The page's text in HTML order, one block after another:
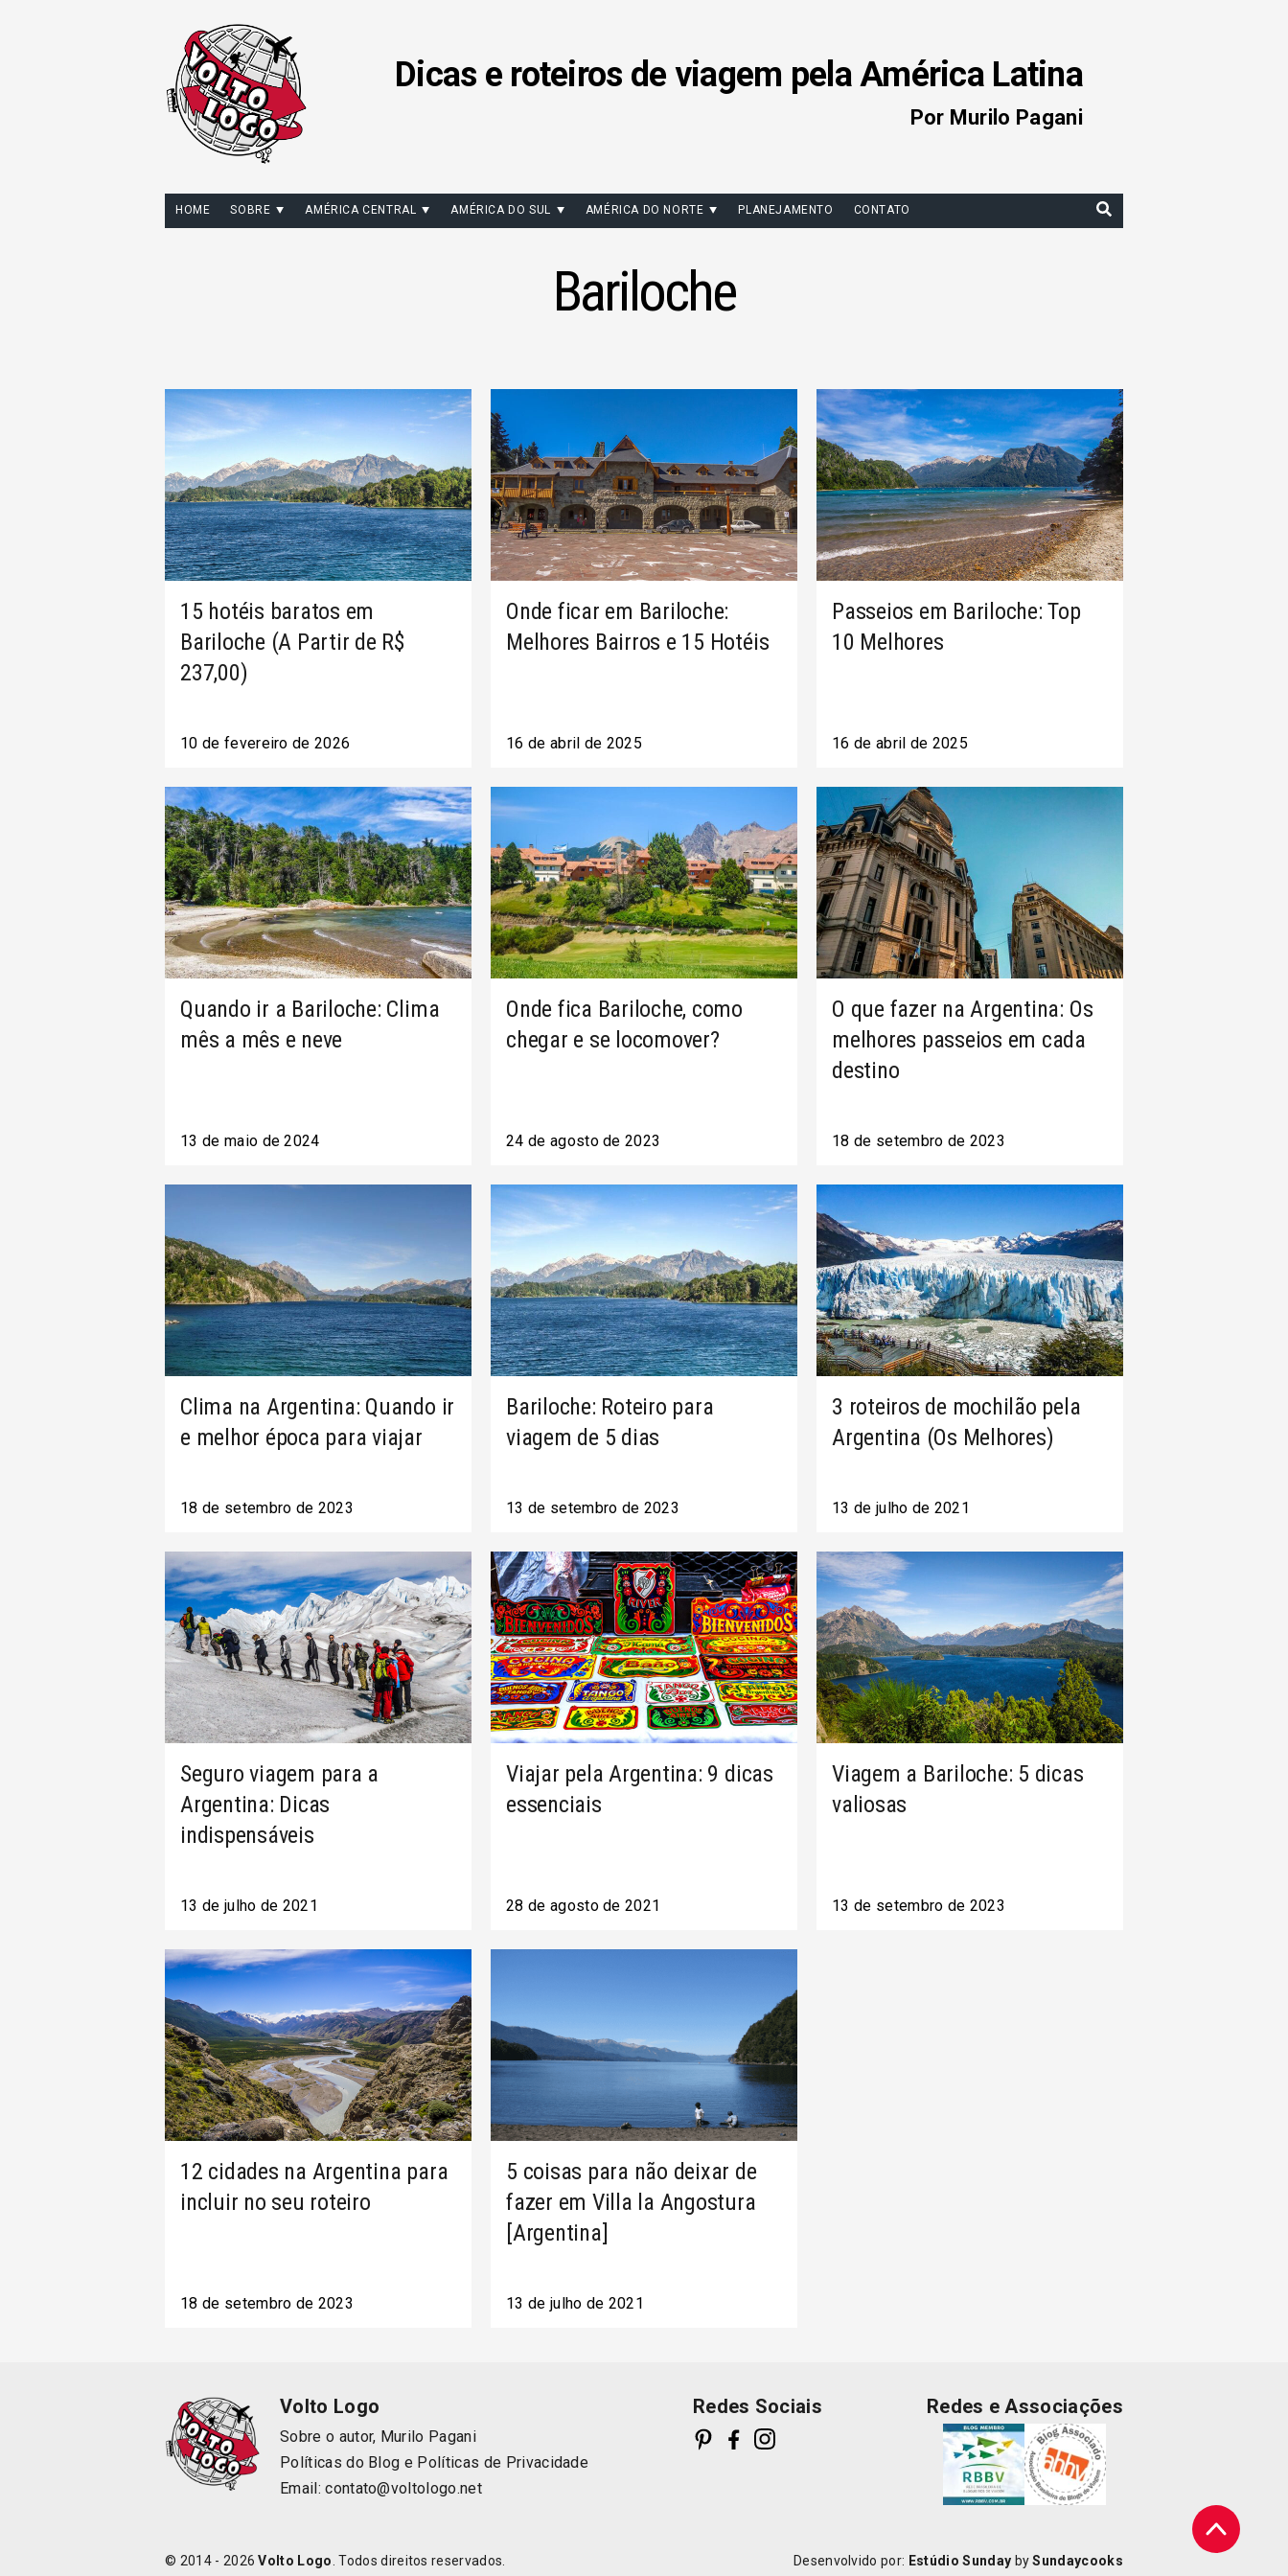
Dicas e roteiros de viagem pela América Latina
Por Murilo Pagani
HOME SOBRE AMÉRICA CENTRAL AMÉRICA DO SUL AMÉRICA DO NORTE PLANEJAMENTO CONTATO
Bariloche
15 hotéis baratos em
Bariloche (A Partir de R$
237,00)
10 de fevereiro de 2026
Onde ficar em Bariloche:
Melhores Bairros e 15 Hotéis
16 de abril de 2025
Passeios em Bariloche: Top
10 Melhores
16 de abril de 2025
Quando ir a Bariloche: Clima
mês a mês e neve
13 de maio de 2024
Onde fica Bariloche, como
chegar e se locomover?
24 de agosto de 2023
O que fazer na Argentina: Os
melhores passeios em cada
destino
18 de setembro de 2023
Clima na Argentina: Quando ir
e melhor época para viajar
18 de setembro de 2023
Bariloche: Roteiro para
viagem de 5 dias
13 de setembro de 2023
3 roteiros de mochilão pela
Argentina (Os Melhores)
13 de julho de 2021
Seguro viagem para a
Argentina: Dicas
indispensáveis
13 de julho de 2021
Viajar pela Argentina: 9 dicas
essenciais
28 de agosto de 2021
Viagem a Bariloche: 5 dicas
valiosas
13 de setembro de 2023
12 cidades na Argentina para
incluir no seu roteiro
18 de setembro de 2023
5 coisas para não deixar de
fazer em Villa la Angostura
[Argentina]
13 de julho de 2021
Volto Logo
Sobre o autor, Murilo Pagani
Políticas do Blog e Políticas de Privacidade
Email:contato@voltologo.net
Redes Sociais Redes e Associações
© 2014 - 2026Volto Logo . Todos direitos reservados. Desenvolvido por: Estúdio Sunday bySundaycooks